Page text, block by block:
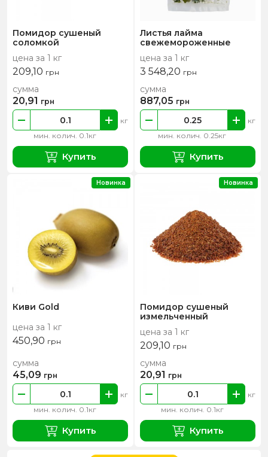
Помидор сушеный
соломкой
цена за 1 кг
209,10 грн
мин. колич. 0.1кг
кг
сумма
20,91 грн
Купить
Листья лайма
свежемороженные
цена за 1 кг
3 548,20 грн
мин. колич. 0.25кг
кг
сумма
887,05 грн
Купить
Киви Gold
цена за 1 кг
450,90 грн
мин. колич. 0.1кг
кг
сумма
45,09 грн
Купить
Новинка
Помидор сушеный
измельченный
цена за 1 кг
209,10 грн
мин. колич. 0.1кг
кг
сумма
20,91 грн
Купить
Новинка